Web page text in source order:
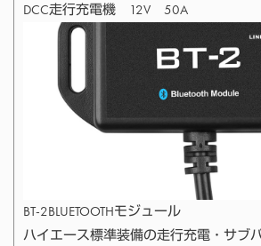
DCC走行充電機 12V 50A
BT-2BLUETOOTHモジュール
ハイエース標準装備の走行充電・サブ